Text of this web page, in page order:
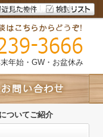
ら株式会社カルムホーム
年始・GW・お盆休み
ついてご紹介